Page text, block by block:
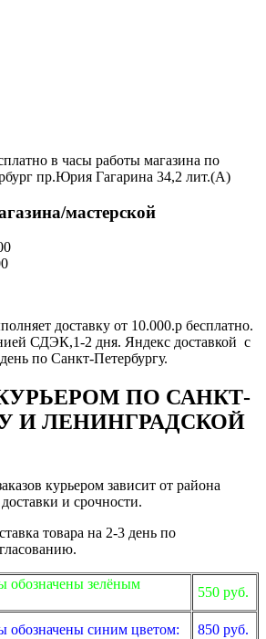
в часы работы магазина по
пр.Юрия Гагарина 34,2 лит.(А)
мастерской
доставку от 10.000.р бесплатно.
СДЭК,1-2 дня. Яндекс доставкой с
по Санкт-Петербургу.
ПО САНКТ-
И ЛЕНИНГРАДСКОЙ
курьером зависит от района
и срочности.
товара на 2-3 день по
обозначены зелёным
550 руб.
обозначены синим цветом: 850 руб.